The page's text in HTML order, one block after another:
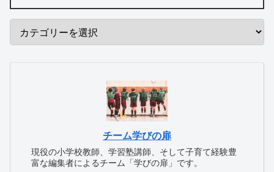
チーム学びの扉
現役の小学校教師、学習塾講師、そして子育て経験豊
富な編集者によるチーム「学びの扉」です。